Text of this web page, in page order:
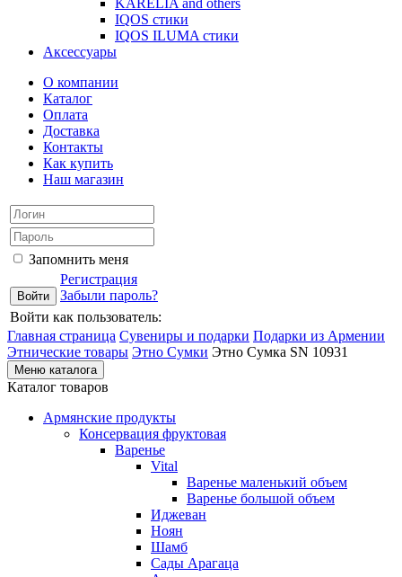
KARELIA and others
IQOS стики
IQOS ILUMA стики
Аксессуары
О компании
Каталог
Оплата
Доставка
Контакты
Как купить
Наш магазин
Запомнить меня
Регистрация
Забыли пароль?
Войти как пользователь:
Главная страница Сувениры и подарки Подарки из Армении
Этнические товары Этно Сумки Этно Сумка SN 10931
Меню каталога
Каталог товаров
Армянские продукты
Консервация фруктовая
Варенье
Vital
Варенье маленький объем
Варенье большой объем
Иджеван
Ноян
Шамб
Сады Арагаца